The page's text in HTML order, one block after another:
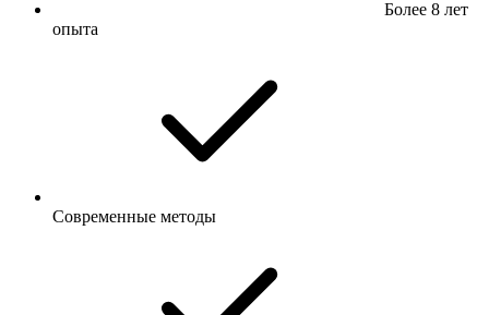
Более 8 лет
опыта
Современные методы